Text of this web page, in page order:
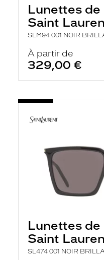
Lunettes de
Saint
SLM94 001 NOIR
À partir de
329,00 €
Lunettes de
Saint
SL474 001 NOIR